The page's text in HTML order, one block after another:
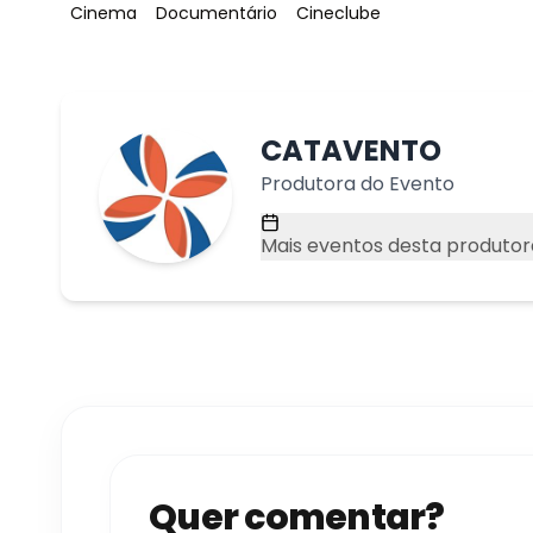
Tag:
Cinema Tag:
Documentário Tag:
Cineclube
CATAVENTO
Produtora do Evento
Mais eventos desta
Quer comentar?